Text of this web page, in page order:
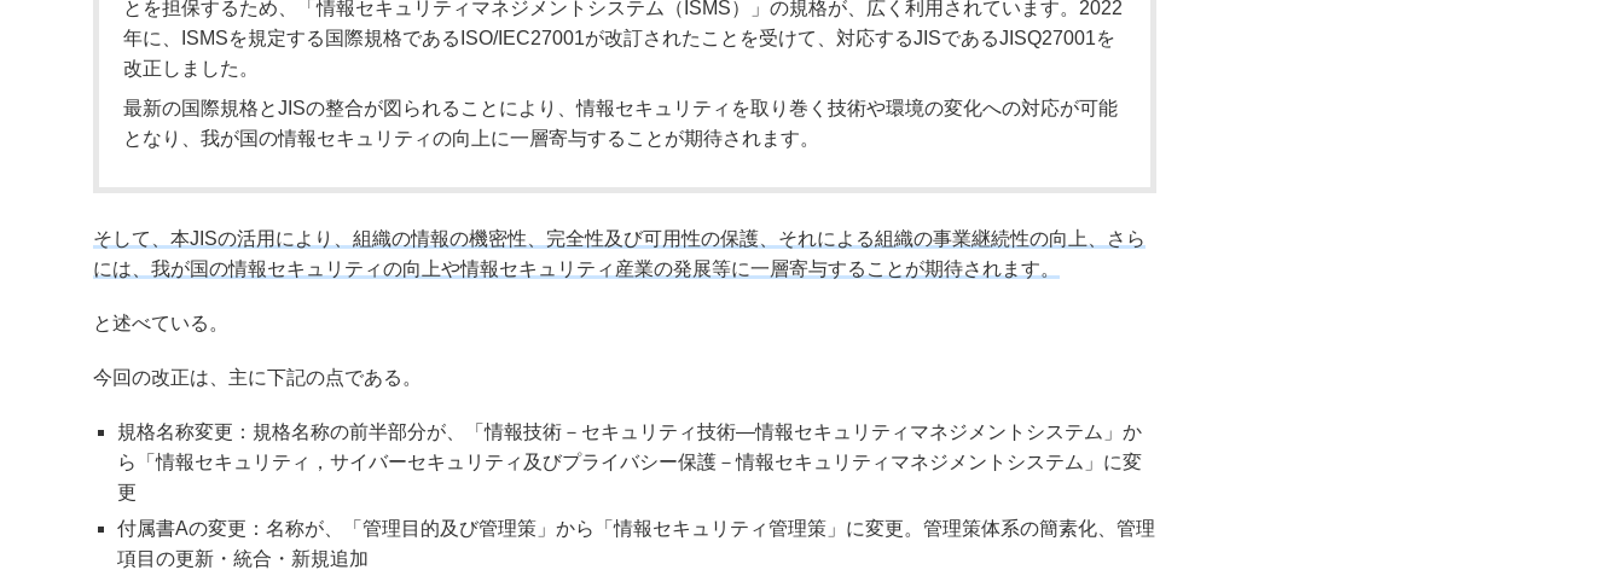
とを担保するため、「情報セキュリティマネジメントシステム（ISMS）」の規格が、広く利用されています。2022
年に、ISMSを規定する国際規格であるISO/IEC27001が改訂されたことを受けて、対応するJISであるJISQ27001を
改正しました。
最新の国際規格とJISの整合が図られることにより、情報セキュリティを取り巻く技術や環境の変化への対応が可能
となり、我が国の情報セキュリティの向上に一層寄与することが期待されます。
そして、本JISの活用により、組織の情報の機密性、完全性及び可用性の保護、それによる組織の事業継続性の向上、さら
には、我が国の情報セキュリティの向上や情報セキュリティ産業の発展等に一層寄与することが期待されます。
と述べている。
今回の改正は、主に下記の点である。
規格名称変更：規格名称の前半部分が、「情報技術－セキュリティ技術―情報セキュリティマネジメントシステム」か
ら「情報セキュリティ，サイバーセキュリティ及びプライバシー保護－情報セキュリティマネジメントシステム」に変
更
付属書Aの変更：名称が、「管理目的及び管理策」から「情報セキュリティ管理策」に変更。管理策体系の簡素化、管理
項目の更新・統合・新規追加